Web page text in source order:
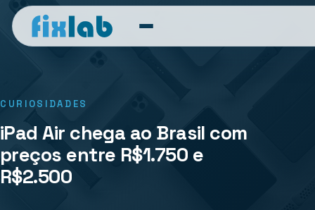
CURIOSIDADES
iPad Air chega ao Brasil com
preços entre R$1.750 e
R$2.500